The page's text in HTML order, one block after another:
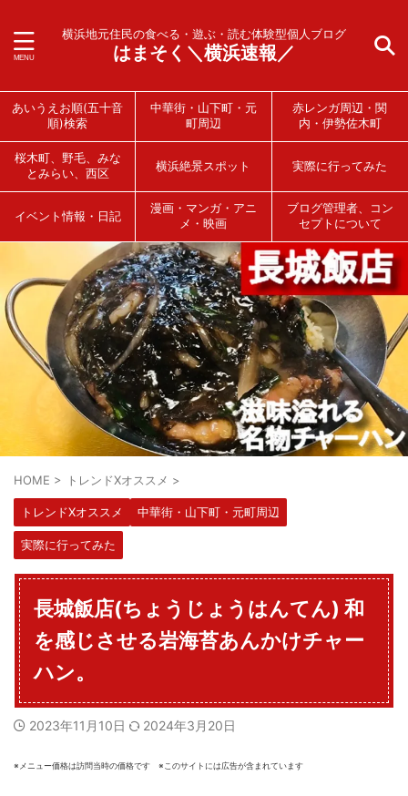
横浜地元住民の食べる・遊ぶ・読む体験型個人ブログ
はまそく＼横浜速報／
あいうえお順(五十音
順)検索
中華街・山下町・元
町周辺
赤レンガ周辺・関
内・伊勢佐木町
桜木町、野毛、みな
とみらい、西区
横浜絶景スポット 実際に行ってみた
イベント情報・日記
漫画・マンガ・アニ
メ・映画
ブログ管理者、コン
セプトについて
HOME > トレンドXオススメ >
トレンドXオススメ 中華街・山下町・元町周辺
実際に行ってみた
長城飯店(ちょうじょうはんてん) 和
を感じさせる岩海苔あんかけチャー
ハン。
2023年11月10日 2024年3月20日
※メニュー価格は訪問当時の価格です ※このサイトには広告が含まれています